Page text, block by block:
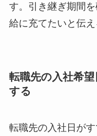
す。引き継ぎ期間
給に充てたいと伝え
転職先の入社希
する
転職先の入社日が